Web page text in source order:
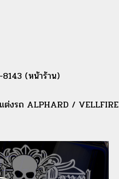
(หน้าร้าน)
ต่งรถ ALPHARD / VELLFIRE